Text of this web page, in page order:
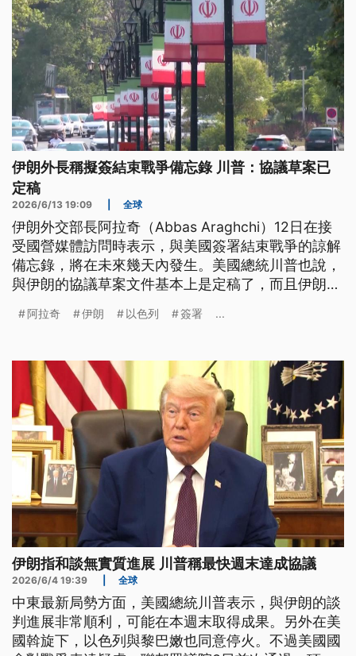
伊朗外長稱擬簽結束戰爭備忘錄 川普：協議草案已
定稿
2026/6/13 19:09 全球
伊朗外交部長阿拉奇（Abbas Araghchi）12日在接
受國營媒體訪問時表示，與美國簽署結束戰爭的諒解
備忘錄，將在未來幾天內發生。美國總統川普也說，
與伊朗的協議草案文件基本上是定稿了，而且伊朗更
同。對於美伊兩國可能簽署備忘錄，以色列總理納坦
致力確保協議內容包含限制伊朗的核計畫。
阿拉奇 伊朗 以色列 簽署 ...
伊朗指和談無實質進展 川普稱最快週末達成協議
2026/6/4 19:39 全球
中東最新局勢方面，美國總統川普表示，與伊朗的談
判進展非常順利，可能在本週末取得成果。另外在美
國斡旋下，以色列與黎巴嫩也同意停火。不過美國國